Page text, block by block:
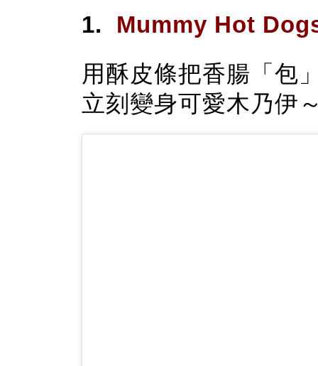
1. Mummy Hot
用酥皮條把香腸「包
立刻變身可愛木乃伊